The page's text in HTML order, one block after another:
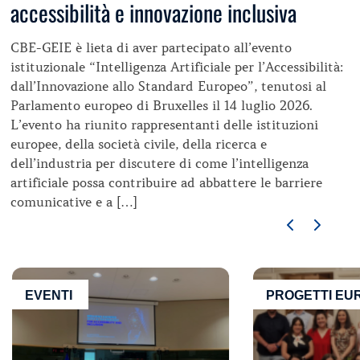
accessibilità e innovazione inclusiva
CBE-GEIE è lieta di aver partecipato all’evento
istituzionale “Intelligenza Artificiale per l’Accessibilità:
dall’Innovazione allo Standard Europeo”, tenutosi al
Parlamento europeo di Bruxelles il 14 luglio 2026.
L’evento ha riunito rappresentanti delle istituzioni
europee, della società civile, della ricerca e
dell’industria per discutere di come l’intelligenza
artificiale possa contribuire ad abbattere le barriere
comunicative e a […]
EVENTI PROGETTI